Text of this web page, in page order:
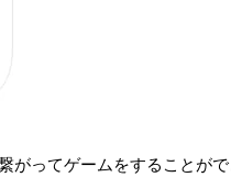
がってゲームをすることが